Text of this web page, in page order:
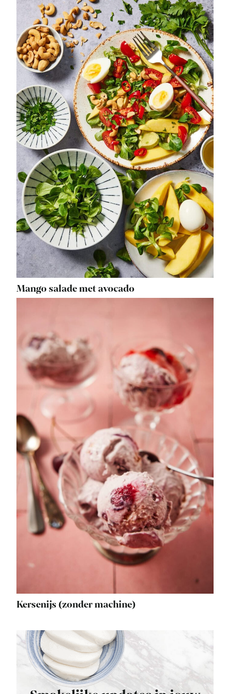
Mango salade met avocado
Kersenijs (zonder machine)